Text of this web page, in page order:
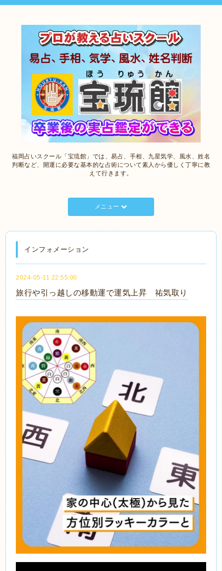
福岡占いスクール「宝琉館」では、易占、手相、九星気学、風水、姓名
判断など、開運に必要な基本的な占術について素人から優しく丁寧に教
えて行きます。
メニュー
インフォメーション
2024-05-11 22:55:00
旅行や引っ越しの移動運で運気上昇 祐気取り